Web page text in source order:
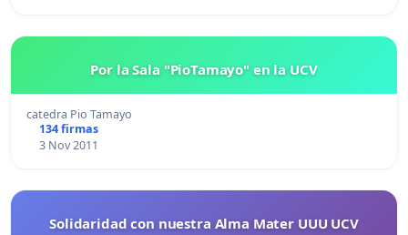
Por la Sala "PioTamayo" en la UCV
catedra Pio Tamayo
134 firmas
3 Nov 2011
Solidaridad con nuestra Alma Mater UUU UCV